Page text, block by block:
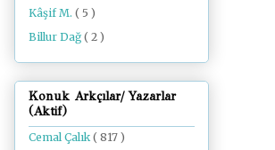
Kâşif M. ( 5 )
Billur Dağ ( 2 )
Konuk Arkçılar/ Yazarlar
(Aktif)
Cemal Çalık( 817 )